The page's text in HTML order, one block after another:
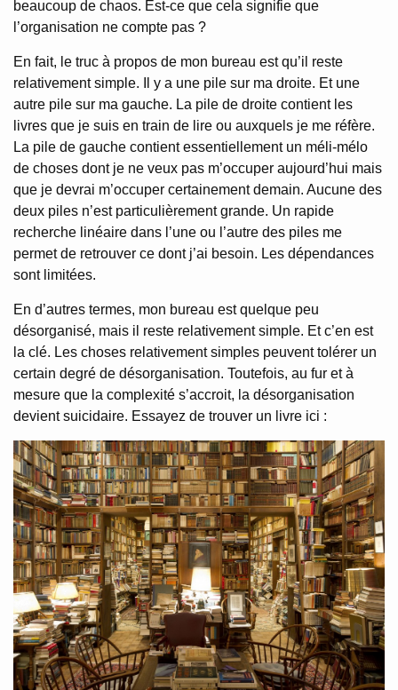
beaucoup de chaos. Est-ce que cela signifie que
l’organisation ne compte pas ?
En fait, le truc à propos de mon bureau est qu’il reste
relativement simple. Il y a une pile sur ma droite. Et une
autre pile sur ma gauche. La pile de droite contient les
livres que je suis en train de lire ou auxquels je me réfère.
La pile de gauche contient essentiellement un méli-mélo
de choses dont je ne veux pas m’occuper aujourd’hui mais
que je devrai m’occuper certainement demain. Aucune des
deux piles n’est particulièrement grande. Un rapide
recherche linéaire dans l’une ou l’autre des piles me
permet de retrouver ce dont j’ai besoin. Les dépendances
sont limitées.
En d’autres termes, mon bureau est quelque peu
désorganisé, mais il reste relativement simple. Et c’en est
la clé. Les choses relativement simples peuvent tolérer un
certain degré de désorganisation. Toutefois, au fur et à
mesure que la complexité s’accroit, la désorganisation
devient suicidaire. Essayez de trouver un livre ici :